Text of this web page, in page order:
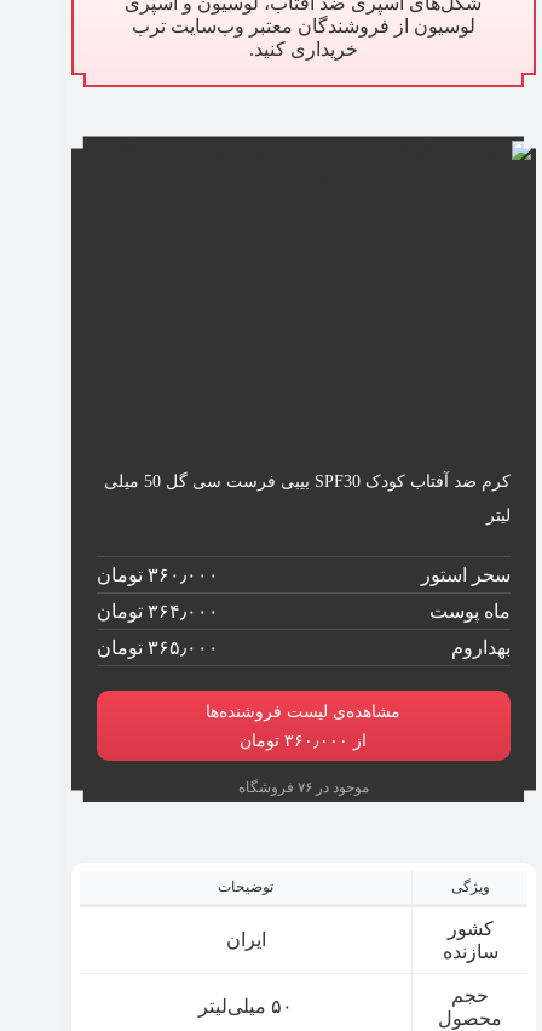
لوسیون از فروشندگان معتبر وب‌سایت ترب
خریداری کنید.
کرم ضد آفتاب کودک SPF30 بیبی فرست سی گل 50 میلی
لیتر
سحر استور
۳۶۰٫۰۰۰ تومان
ماه پوست
۳۶۴٫۰۰۰ تومان
بهداروم
۳۶۵٫۰۰۰ تومان
مشاهده‌ی لیست فروشنده‌ها
از ۳۶۰٫۰۰۰ تومان
موجود در ۷۶ فروشگاه
ویژگی توضیحات
کشور
سازنده
ایران
حجم
محصول
۵۰ میلی‌لیتر